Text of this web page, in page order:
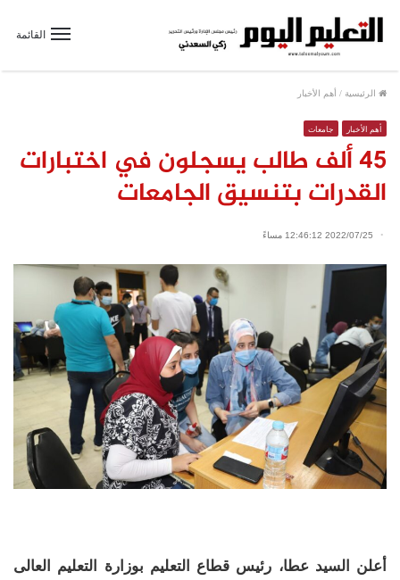
القائمة
الرئيسية / أهم الأخبار
أهم الأخبار جامعات
45 ألف طالب يسجلون في اختبارات
القدرات بتنسيق الجامعات
2022/07/25 12:46:12 مساءً
أعلن السيد عطا، رئيس قطاع التعليم بوزارة التعليم العالى